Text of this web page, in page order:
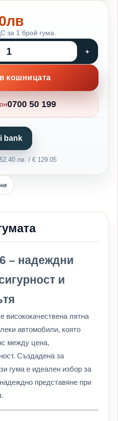
за 1 брой гума.
кошницата
0700 50 199
bank
лв. / € 129.05
– надеждни
и
е висококачествена лятна
автомобили, която
между цена,
Създадена за
гума е идеален избор за
представяне при